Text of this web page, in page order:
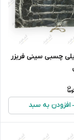
چسبی سینی فریزر
افزودن به سبد